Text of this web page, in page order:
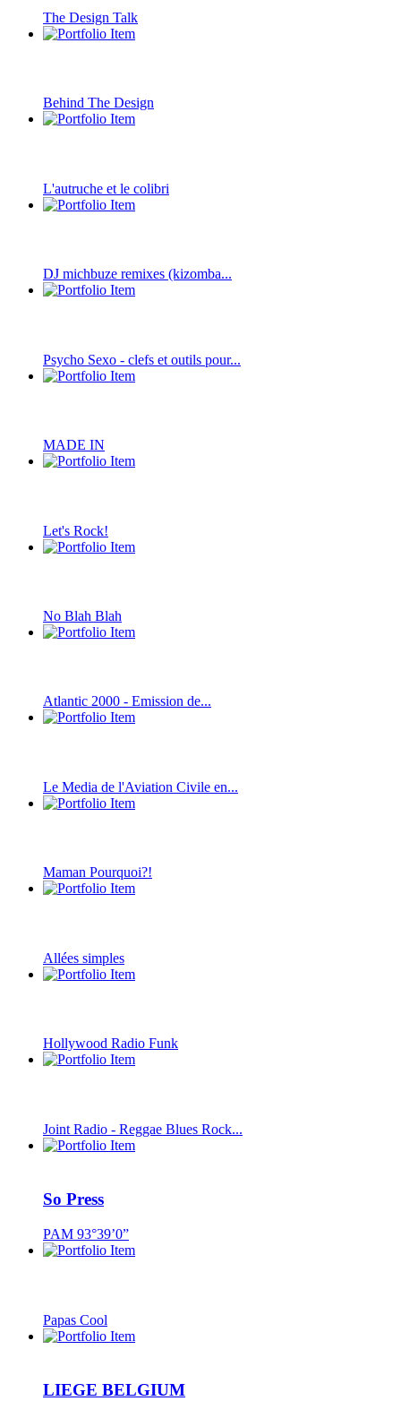
The Design Talk
Behind The Design
L'autruche et le colibri
DJ michbuze remixes (kizomba...
Psycho Sexo - clefs et outils pour...
MADE IN
Let's Rock!
No Blah Blah
Atlantic 2000 - Emission de...
Le Media de l'Aviation Civile en...
Maman Pourquoi?!
Allées simples
Hollywood Radio Funk
Joint Radio - Reggae Blues Rock...
So Press
PAM 93°39’0”
Papas Cool
LIEGE BELGIUM